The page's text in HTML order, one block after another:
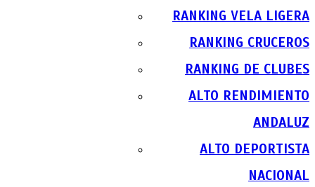
RANKING VELA LIGERA
RANKING CRUCEROS
RANKING DE CLUBES
ALTO RENDIMIENTO
ANDALUZ
ALTO DEPORTISTA
NACIONAL